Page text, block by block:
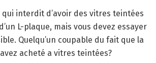
qui interdit d’avoir des vitres teintées
L-plaque, mais vous devez essayer
Quelqu’un coupable du fait que la
acheté a vitres teintées?